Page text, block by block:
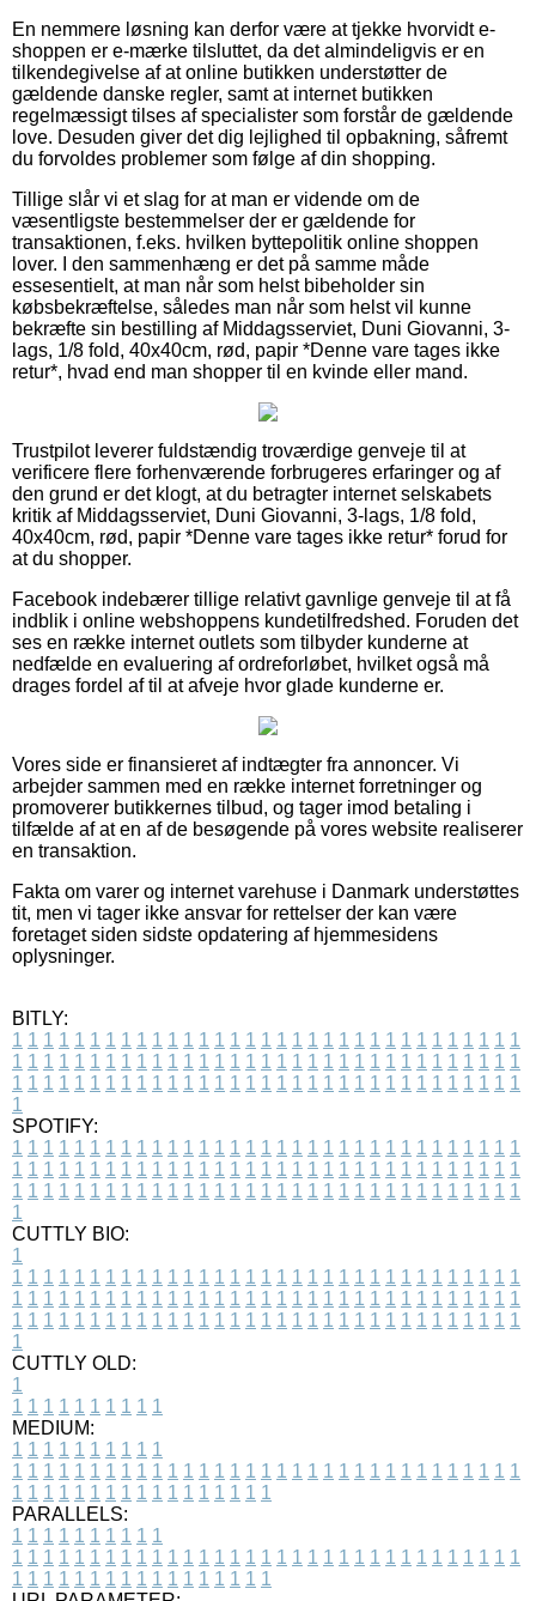
En nemmere løsning kan derfor være at tjekke hvorvidt e-
shoppen er e-mærke tilsluttet, da det almindeligvis er en
tilkendegivelse af at online butikken understøtter de
gældende danske regler, samt at internet butikken
regelmæssigt tilses af specialister som forstår de gældende
love. Desuden giver det dig lejlighed til opbakning, såfremt
du forvoldes problemer som følge af din shopping.
Tillige slår vi et slag for at man er vidende om de
væsentligste bestemmelser der er gældende for
transaktionen, f.eks. hvilken byttepolitik online shoppen
lover. I den sammenhæng er det på samme måde
essesentielt, at man når som helst bibeholder sin
købsbekræftelse, således man når som helst vil kunne
bekræfte sin bestilling af Middagsserviet, Duni Giovanni, 3-
lags, 1/8 fold, 40x40cm, rød, papir *Denne vare tages ikke
retur*, hvad end man shopper til en kvinde eller mand.
Trustpilot leverer fuldstændig troværdige genveje til at
verificere flere forhenværende forbrugeres erfaringer og af
den grund er det klogt, at du betragter internet selskabets
kritik af Middagsserviet, Duni Giovanni, 3-lags, 1/8 fold,
40x40cm, rød, papir *Denne vare tages ikke retur* forud for
at du shopper.
Facebook indebærer tillige relativt gavnlige genveje til at få
indblik i online webshoppens kundetilfredshed. Foruden det
ses en række internet outlets som tilbyder kunderne at
nedfælde en evaluering af ordreforløbet, hvilket også må
drages fordel af til at afveje hvor glade kunderne er.
Vores side er finansieret af indtægter fra annoncer. Vi
arbejder sammen med en række internet forretninger og
promoverer butikkernes tilbud, og tager imod betaling i
tilfælde af at en af de besøgende på vores website realiserer
en transaktion.
Fakta om varer og internet varehuse i Danmark understøttes
tit, men vi tager ikke ansvar for rettelser der kan være
foretaget siden sidste opdatering af hjemmesidens
oplysninger.
BITLY:
1 1 1 1 1 1 1 1 1 1 1 1 1 1 1 1 1 1 1 1 1 1 1 1 1 1 1 1 1 1 1 1 1
1 1 1 1 1 1 1 1 1 1 1 1 1 1 1 1 1 1 1 1 1 1 1 1 1 1 1 1 1 1 1 1 1
1 1 1 1 1 1 1 1 1 1 1 1 1 1 1 1 1 1 1 1 1 1 1 1 1 1 1 1 1 1 1 1 1
1
SPOTIFY:
1 1 1 1 1 1 1 1 1 1 1 1 1 1 1 1 1 1 1 1 1 1 1 1 1 1 1 1 1 1 1 1 1
1 1 1 1 1 1 1 1 1 1 1 1 1 1 1 1 1 1 1 1 1 1 1 1 1 1 1 1 1 1 1 1 1
1 1 1 1 1 1 1 1 1 1 1 1 1 1 1 1 1 1 1 1 1 1 1 1 1 1 1 1 1 1 1 1 1
1
CUTTLY BIO:
1
1 1 1 1 1 1 1 1 1 1 1 1 1 1 1 1 1 1 1 1 1 1 1 1 1 1 1 1 1 1 1 1 1
1 1 1 1 1 1 1 1 1 1 1 1 1 1 1 1 1 1 1 1 1 1 1 1 1 1 1 1 1 1 1 1 1
1 1 1 1 1 1 1 1 1 1 1 1 1 1 1 1 1 1 1 1 1 1 1 1 1 1 1 1 1 1 1 1 1
1
CUTTLY OLD:
1
1 1 1 1 1 1 1 1 1 1
MEDIUM:
1 1 1 1 1 1 1 1 1 1
1 1 1 1 1 1 1 1 1 1 1 1 1 1 1 1 1 1 1 1 1 1 1 1 1 1 1 1 1 1 1 1 1
1 1 1 1 1 1 1 1 1 1 1 1 1 1 1 1 1
PARALLELS:
1 1 1 1 1 1 1 1 1 1
1 1 1 1 1 1 1 1 1 1 1 1 1 1 1 1 1 1 1 1 1 1 1 1 1 1 1 1 1 1 1 1 1
1 1 1 1 1 1 1 1 1 1 1 1 1 1 1 1 1